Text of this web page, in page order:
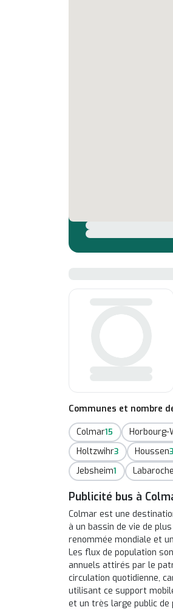
Communes et nombre
Colmar15 Horbourg-
Holtzwihr3 Houssen3
Jebsheim1 Labaroche
Publicité bus à
Colmar est une
à un bassin de vie de
renommée mondiale et
Les flux de population
annuels attirés par le
circulation quotidienne,
utilisant ce support
et un très large public de